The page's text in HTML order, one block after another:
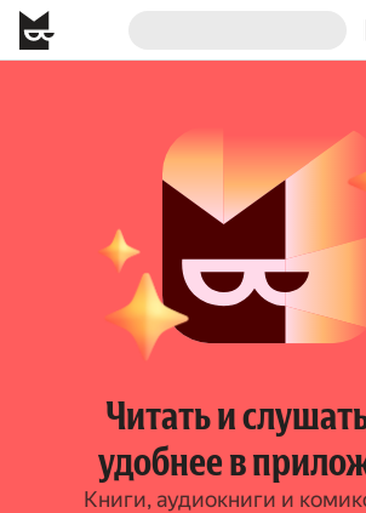
Читать и
удобнее в
Книги, аудиокниги и